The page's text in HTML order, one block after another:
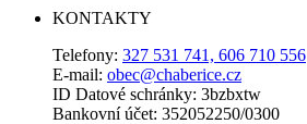
KONTAKTY
Telefony: 327 531 741, 606 710 556
E-mail: obec@chaberice.cz
ID Datové schránky: 3bzbxtw
Bankovní účet: 352052250/0300